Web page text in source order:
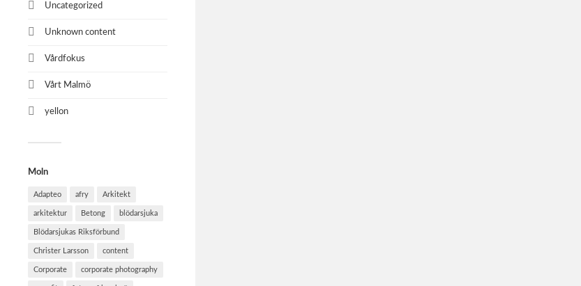
Uncategorized
Unknown content
Vårdfokus
Vårt Malmö
yellon
Moln
Adapteo afry Arkitekt
arkitektur Betong blödarsjuka
Blödarsjukas Riksförbund
Christer Larsson content
Corporate corporate photography